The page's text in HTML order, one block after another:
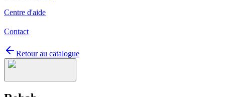
Centre d'aide
Contact
Retour au catalogue